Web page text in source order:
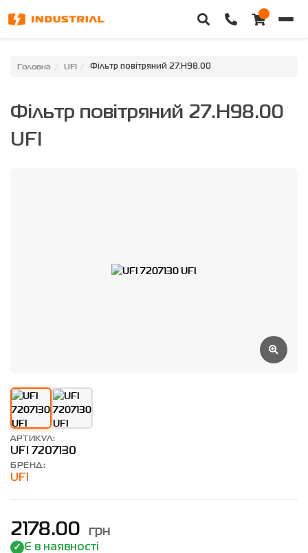
Головна
Категорії
Особистий кабінет
Головна UFI Фільтр повітряний 27.H98.00
Фільтр повітряний 27.H98.00
UFI
АРТИКУЛ:
UFI 7207130
БРЕНД:
UFI
2178.00 грн
Є в наявності